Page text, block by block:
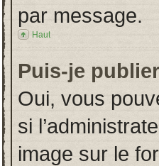
par message.
Haut
Puis-je
Oui, vous
si
image sur le